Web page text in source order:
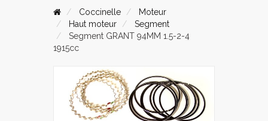
Coccinelle
Moteur
Haut moteur
Segment
Segment GRANT 94MM 1.5-2-4
1915cc